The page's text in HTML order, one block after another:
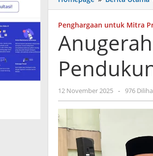
Penghargaan untuk Mitra
12 November 2025 oleh
admin
- 976